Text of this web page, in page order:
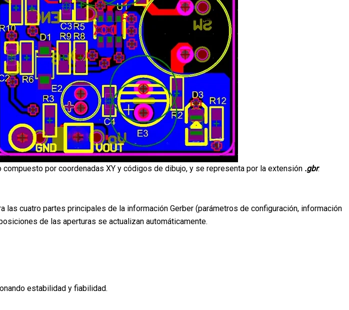
por coordenadas XY y códigos de dibujo, y se representa por la extensión .gbr.
las cuatro partes principales de la información Gerber (parámetros de configuración, información
de las aperturas se actualizan automáticamente.
estabilidad y fiabilidad.